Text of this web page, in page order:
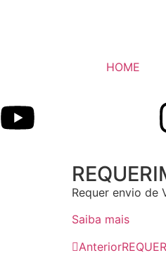
HOME
Requer envio de
Saiba mais
Anterior